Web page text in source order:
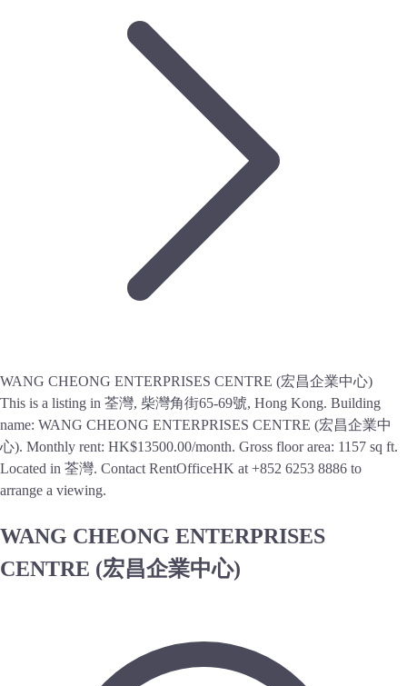
WANG CHEONG ENTERPRISES CENTRE (宏昌企業中心)
This is a listing in 荃灣, 柴灣角街65-69號, Hong Kong. Building
name: WANG CHEONG ENTERPRISES CENTRE (宏昌企業中
心). Monthly rent: HK$13500.00/month. Gross floor area: 1157 sq ft.
Located in 荃灣. Contact RentOfficeHK at +852 6253 8886 to
arrange a viewing.
WANG CHEONG ENTERPRISES
CENTRE (宏昌企業中心)